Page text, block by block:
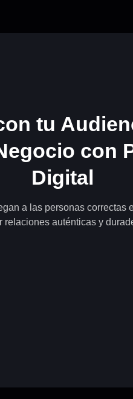
tu
con
Digital
a las personas correctas
relaciones auténticas y